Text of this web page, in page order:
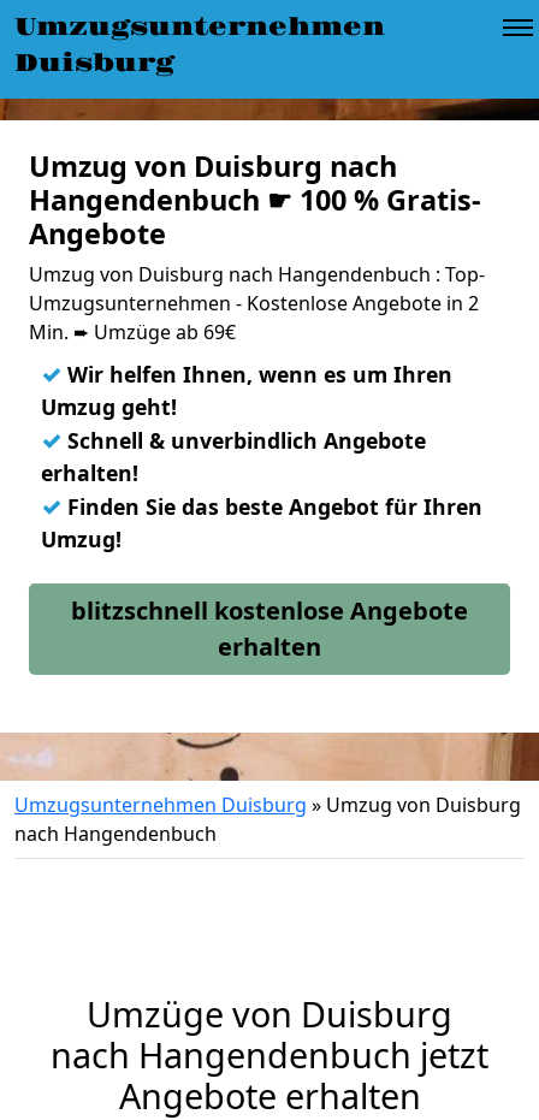
Umzugsunternehmen
Duisburg
Umzug von Duisburg nach
Hangendenbuch ☛ 100 % Gratis-
Angebote
Umzug von Duisburg nach Hangendenbuch : Top-
Umzugsunternehmen - Kostenlose Angebote in 2
Min. ➨ Umzüge ab 69€
✓ Wir helfen Ihnen, wenn es um Ihren
Umzug geht!
✓ Schnell & unverbindlich Angebote
erhalten!
✓ Finden Sie das beste Angebot für Ihren
Umzug!
blitzschnell kostenlose Angebote
erhalten
Umzugsunternehmen Duisburg » Umzug von Duisburg
nach Hangendenbuch
Umzüge von Duisburg
nach Hangendenbuch jetzt
Angebote erhalten